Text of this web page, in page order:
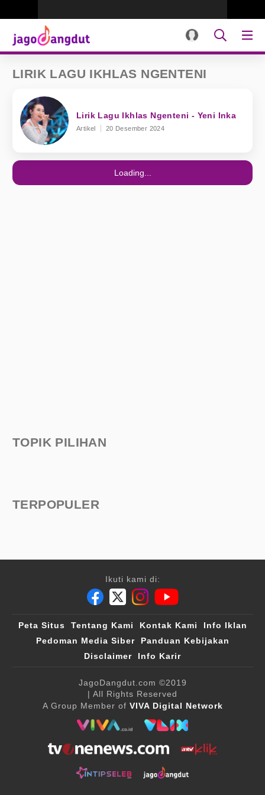
LIRIK LAGU IKHLAS NGENTENI
Lirik Lagu Ikhlas Ngenteni - Yeni Inka
Artikel 20 Desember 2024
Loading...
TOPIK PILIHAN
TERPOPULER
Ikuti kami di:
Peta Situs Tentang Kami Kontak Kami
Info Iklan
Pedoman Media Siber
Panduan Kebijakan
Disclaimer
Info Karir
JagoDangdut.com ©2019
| All Rights Reserved
A Group Member of VIVA Digital Network